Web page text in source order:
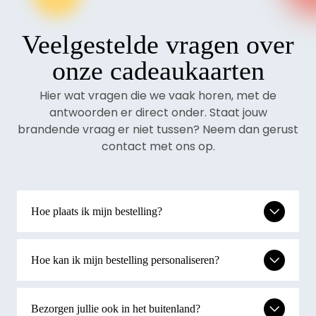
tot €150,00. Hierdoor is de Douglas bon geschikt
als klein gebaar of als groot cadeau voor
bijvoorbeeld een verjaardag of huwelijk.
Bij Cadeaukaarten.nl kun je de Douglas bon
eenvoudig online bestellen. Je hebt ook de optie
om de cadeaukaart in luxe cadeauverpakking te
laten inpakken en een persoonlijke boodschap toe
Een wereld van geuren en
kleuren met de Douglas
cadeaukaart
Je kunt iemand een cadeau van geuren, kleuren
en huidverzorging geven met de Douglas
cadeaukaart. Hiermee kan de ontvanger zelf iets
Veelgestelde vragen over
onze cadeaukaarten
Hier wat vragen die we vaak horen, met de
antwoorden er direct onder. Staat jouw
brandende vraag er niet tussen? Neem dan gerust
contact met ons op.
Hoe plaats ik mijn bestelling?
Hoe kan ik mijn bestelling personaliseren?
Bezorgen jullie ook in het buitenland?